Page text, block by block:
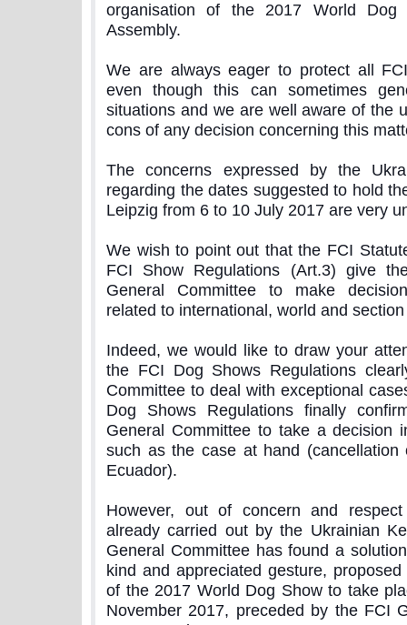
organisation of the 2017 World Dog
Assembly.
We are always eager to protect all
even though this can sometimes
situations and we are well aware of the
cons of any decision concerning this
The concerns expressed by the
regarding the dates suggested to hold
Leipzig from 6 to 10 July 2017 are very
We wish to point out that the FCI
FCI Show Regulations (Art.3) give
General Committee to make
related to international, world and
Indeed, we would like to draw your
the FCI Dog Shows Regulations
Committee to deal with exceptional
Dog Shows Regulations finally
General Committee to take a decision
such as the case at hand
Ecuador).
However, out of concern and
already carried out by the Ukrainian
General Committee has found a
kind and appreciated gesture,
of the 2017 World Dog Show to take
November 2017, preceded by the FCI